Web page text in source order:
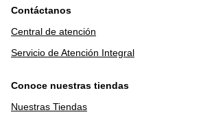
Contáctanos
Central de atención
Servicio de Atención Integral
Conoce nuestras tiendas
Nuestras Tiendas